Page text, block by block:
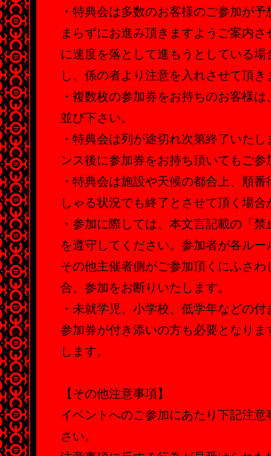
・特典会は多数のお客様のご参加が
まらずにお進み頂きますようご案内
に速度を落として進もうとしている
し、係の者より注意を入れさせて頂き
・複数枚の参加券をお持ちのお客様
並び下さい。
・特典会は列が途切れ次第終了いた
ンス後に参加券をお持ち頂いてもご参
・特典会は施設や天候の都合上、順
しゃる状況でも終了とさせて頂く場
・参加に際しては、本文言記載の「
を遵守してください。参加者が各ル
その他主催者側がご参加頂くにふさ
合、参加をお断りいたします。
・未就学児、小学校、低学年などの
参加券が付き添いの方も必要となり
します。
【その他注意事項】
イベントへのご参加にあたり下記注
さい。